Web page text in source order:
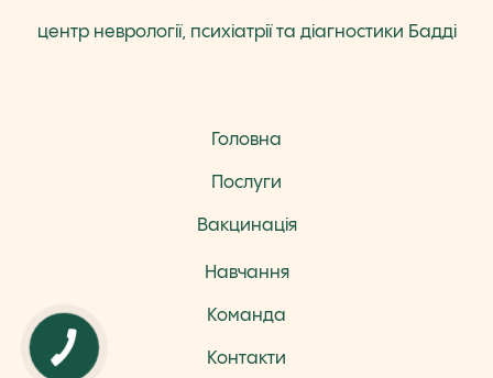
центр неврології, психіатрії та діагностики Бадді
Головна
Послуги
Вакцинація
Навчання
Команда
Контакти
КНОПКА
ЗВ'ЯЗКУ